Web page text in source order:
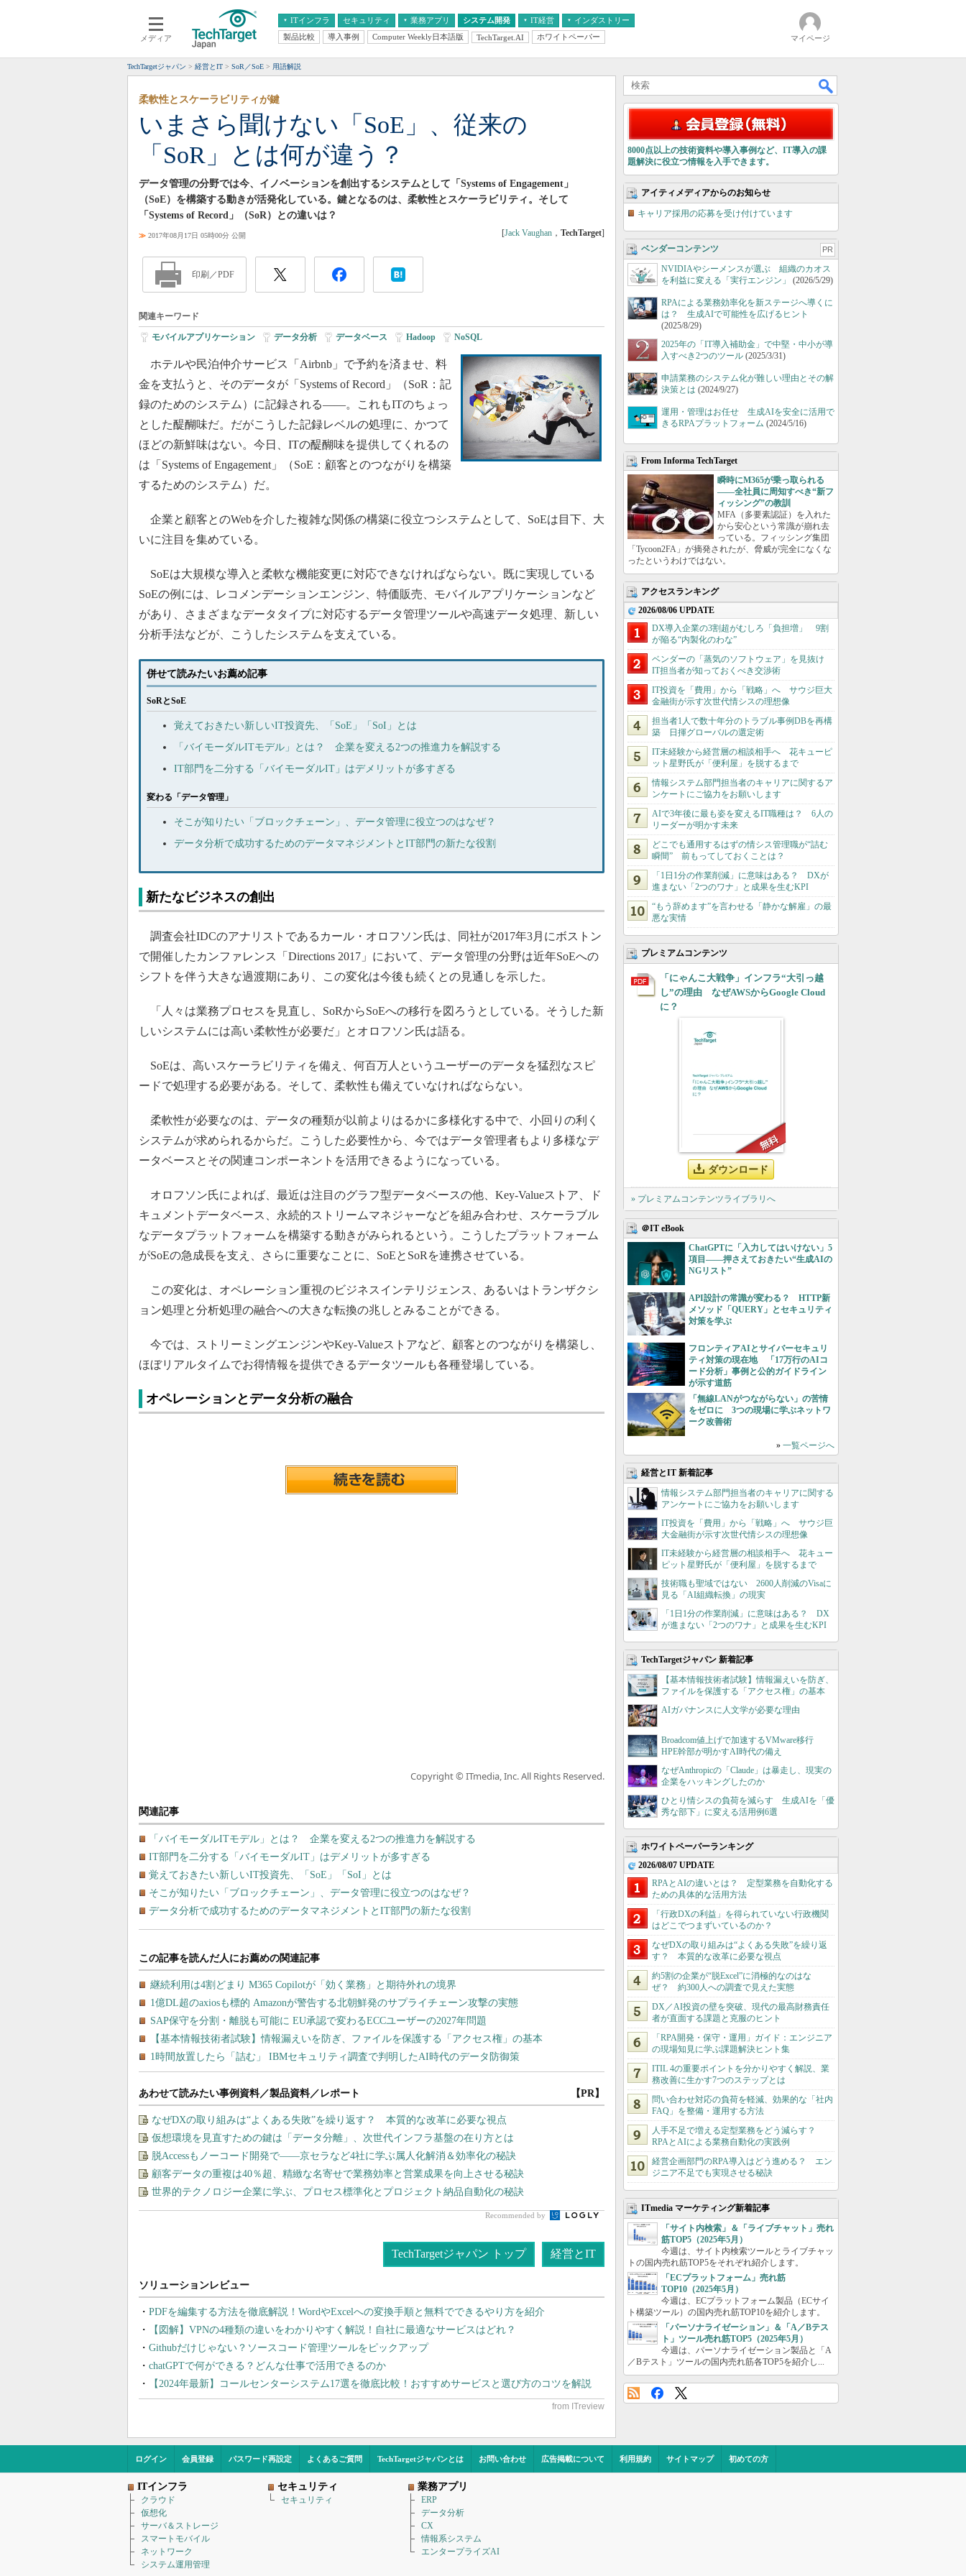
メディア
ITインフラ
クラウド
スマートモバイル
ネットワーク
システム運用管理
セキュリティ 業務アプリ
エンタープライズAI
ERP
CX
情報系システム
システム開発 IT経営
経営とIT
インダストリー
医療IT
製品比較 導入事例 Computer Weekly日本語版 TechTarget.AI ホワイトペーパー マイページ
TechTargetジャパン 経営とIT SoR／SoE 用語解説
いまさら聞けない「SoE」、従来の
「SoR」とは何が違う？
柔軟性とスケーラビリティが鍵
データ管理の分野では今、イノベーションを創出するシステムとして「Systems of Engagement」
（SoE）を構築する動きが活発化している。鍵となるのは、柔軟性とスケーラビリティ。そして
「Systems of Record」（SoR）との違いは？
≫ 2017年08月17日 05時00分 公開 [Jack Vaughan ， TechTarget]
印刷／PDF
関連キーワード
モバイルアプリケーション データ分析 データベース Hadoop NoSQL
ホテルや民泊仲介サービス「Airbnb」で予約を済ませ、料
金を支払うと、そのデータが「Systems of Record」（SoR：記
録のためのシステム）に記録される――。これもITのちょっ
とした醍醐味だ。だがこうした記録レベルの処理に、かつて
ほどの新鮮味はない。今日、ITの醍醐味を提供してくれるの
は「Systems of Engagement」（SoE：顧客とのつながりを構築
するためのシステム）だ。
企業と顧客とのWebを介した複雑な関係の構築に役立つシステムとして、SoEは目下、大
いに注目を集めている。
SoEは大規模な導入と柔軟な機能変更に対応できなければならない。既に実現している
SoEの例には、レコメンデーションエンジン、特価販売、モバイルアプリケーションなど
があり、さまざまなデータタイプに対応するデータ管理ツールや高速データ処理、新しい
分析手法などが、こうしたシステムを支えている。
併せて読みたいお薦め記事
SoRとSoE
覚えておきたい新しいIT投資先、「SoE」「SoI」とは
「バイモーダルITモデル」とは？ 企業を変える2つの推進力を解説する
IT部門を二分する「バイモーダルIT」はデメリットが多すぎる
変わる「データ管理」
そこが知りたい「ブロックチェーン」、データ管理に役立つのはなぜ？
データ分析で成功するためのデータマネジメントとIT部門の新たな役割
新たなビジネスの創出
調査会社IDCのアナリストであるカール・オロフソン氏は、同社が2017年3月にボストン
で開催したカンファレンス「Directions 2017」において、データ管理の分野は近年SoEへの
シフトを伴う大きな過渡期にあり、この変化は今後も続くとの見通しを示した。
「人々は業務プロセスを見直し、SoRからSoEへの移行を図ろうとしている。そうした新
しいシステムには高い柔軟性が必要だ」とオロフソン氏は語る。
SoEは、高いスケーラビリティを備え、何百万人というユーザーのデータを猛烈なスピ
ードで処理する必要がある。そして、柔軟性も備えていなければならない。
柔軟性が必要なのは、データの種類が以前よりはるかに多様化する中で、小回りの利く
システムが求められるからだ。こうした必要性から、今ではデータ管理者もより多様なデ
ータベースとその関連コンポーネントを活用できるようになっている。
オロフソン氏によれば、最近は注目のグラフ型データベースの他、Key-Valueストア、ド
キュメントデータベース、永続的ストリームマネジャーなどを組み合わせ、スケーラブル
なデータプラットフォームを構築する動きがみられるという。こうしたプラットフォーム
がSoEの急成長を支え、さらに重要なことに、SoEとSoRを連携させている。
この変化は、オペレーション重視のビジネスインテリジェンス、あるいはトランザクシ
ョン処理と分析処理の融合への大きな転換の兆しとみることができる。
今では、ストリーミングエンジンやKey-Valueストアなど、顧客とのつながりを構築し、
ほぼリアルタイムでお得情報を提供できるデータツールも各種登場している。
オペレーションとデータ分析の融合
Copyright © ITmedia, Inc. All Rights Reserved.
関連記事
「バイモーダルITモデル」とは？ 企業を変える2つの推進力を解説する
IT部門を二分する「バイモーダルIT」はデメリットが多すぎる
覚えておきたい新しいIT投資先、「SoE」「SoI」とは
そこが知りたい「ブロックチェーン」、データ管理に役立つのはなぜ？
データ分析で成功するためのデータマネジメントとIT部門の新たな役割
あわせて読みたい事例資料／製品資料／レポート 【PR】
なぜDXの取り組みは“よくある失敗”を繰り返す？ 本質的な改革に必要な視点
仮想環境を見直すための鍵は「データ分離」、次世代インフラ基盤の在り方とは
脱Accessもノーコード開発で――京セラなど4社に学ぶ属人化解消＆効率化の秘訣
顧客データの重複は40％超、精緻な名寄せで業務効率と営業成果を向上させる秘訣
世界的テクノロジー企業に学ぶ、プロセス標準化とプロジェクト納品自動化の秘訣
Recommended by
TechTargetジャパン トップ 経営とIT
PDFを編集する方法を徹底解説！WordやExcelへの変換手順と無料でできるやり方を紹介
【図解】VPNの4種類の違いをわかりやすく解説！自社に最適なサービスはどれ？
Githubだけじゃない？ソースコード管理ツールをピックアップ
chatGPTで何ができる？どんな仕事で活用できるのか
【2024年最新】コールセンターシステム17選を徹底比較！おすすめサービスと選び方のコツを解説
8000点以上の技術資料や導入事例など、IT導入の課
題解決に役立つ情報を入手できます。
アイティメディアからのお知らせ
キャリア採用の応募を受け付けています
ベンダーコンテンツ PR
NVIDIAやシーメンスが選ぶ 組織のカオス
を利益に変える「実行エンジン」
(2026/5/29)
RPAによる業務効率化を新ステージへ導くに
は？ 生成AIで可能性を広げるヒント
(2025/8/29)
2025年の「IT導入補助金」で中堅・中小が導
入すべき2つのツール (2025/3/31)
申請業務のシステム化が難しい理由とその解
決策とは (2024/9/27)
運用・管理はお任せ 生成AIを安全に活用で
きるRPAプラットフォーム (2024/5/16)
From Informa TechTarget
瞬時にM365が乗っ取られる
――全社員に周知すべき“新フ
ィッシング”の教訓
MFA（多要素認証）を入れた
から安心という常識が崩れ去
っている。フィッシング集団
「Tycoon2FA」が摘発されたが、脅威が完全になくな
ったというわけではない。
アクセスランキング
2026/08/06 UPDATE
DX導入企業の3割超がむしろ「負担増」 9割
が陥る“内製化のわな”
ベンダーの「蒸気のソフトウェア」を見抜け
IT担当者が知っておくべき交渉術
IT投資を「費用」から「戦略」へ サウジ巨大
金融街が示す次世代情シスの理想像
担当者1人で数十年分のトラブル事例DBを再構
築 日揮グローバルの選定術
IT未経験から経営層の相談相手へ 花キューピ
ット星野氏が「便利屋」を脱するまで
情報システム部門担当者のキャリアに関するア
ンケートにご協力をお願いします
AIで3年後に最も姿を変えるIT職種は？ 6人の
リーダーが明かす未来
どこでも通用するはずの情シス管理職が“詰む
瞬間” 前もってしておくことは？
「1日1分の作業削減」に意味はある？ DXが
進まない「2つのワナ」と成果を生むKPI
“もう辞めます”を言わせる「静かな解雇」の最
悪な実情
プレミアムコンテンツ
「にゃんこ大戦争」インフラ“大引っ越
し”の理由 なぜAWSからGoogle Cloud
に？
ダウンロード
» プレミアムコンテンツライブラリへ
＠IT eBook
ChatGPTに「入力してはいけない」5
項目――押さえておきたい“生成AIの
NGリスト”
API設計の常識が変わる？ HTTP新
メソッド「QUERY」とセキュリティ
対策を学ぶ
フロンティアAIとサイバーセキュリ
ティ対策の現在地 「17万行のAIコ
ード分析」事例と公的ガイドライン
が示す道筋
「無線LANがつながらない」の苦情
をゼロに 3つの現場に学ぶネットワ
ーク改善術
» 一覧ページへ
経営とIT 新着記事
情報システム部門担当者のキャリアに関する
アンケートにご協力をお願いします
IT投資を「費用」から「戦略」へ サウジ巨
大金融街が示す次世代情シスの理想像
IT未経験から経営層の相談相手へ 花キュー
ピット星野氏が「便利屋」を脱するまで
技術職も聖域ではない 2600人削減のVisaに
見る「AI組織転換」の現実
「1日1分の作業削減」に意味はある？ DX
が進まない「2つのワナ」と成果を生むKPI
TechTargetジャパン 新着記事
【基本情報技術者試験】情報漏えいを防ぎ、
ファイルを保護する「アクセス権」の基本
AIガバナンスに人文学が必要な理由
Broadcom値上げで加速するVMware移行
HPE幹部が明かすAI時代の備え
なぜAnthropicの「Claude」は暴走し、現実の
企業をハッキングしたのか
ひとり情シスの負荷を減らす 生成AIを「優
秀な部下」に変える活用例6選
ホワイトペーパーランキング
2026/08/07 UPDATE
RPAとAIの違いとは？ 定型業務を自動化する
ための具体的な活用方法
「行政DXの利益」を得られていない行政機関
はどこでつまずいているのか？
なぜDXの取り組みは“よくある失敗”を繰り返
す？ 本質的な改革に必要な視点
約5割の企業が“脱Excel”に消極的なのはな
ぜ？ 約300人への調査で見えた実態
DX／AI投資の壁を突破、現代の最高財務責任
者が直面する課題と克服のヒント
「RPA開発・保守・運用」ガイド：エンジニア
の現場知見に学ぶ課題解決ヒント集
ITIL 4の重要ポイントを分かりやすく解説、業
務改善に生かす7つのステップとは
問い合わせ対応の負荷を軽減、効果的な「社内
FAQ」を整備・運用する方法
人手不足で増える定型業務をどう減らす？
RPAとAIによる業務自動化の実践例
経営企画部門のRPA導入はどう進める？ エン
ジニア不足でも実現させる秘訣
ITmedia マーケティング新着記事
「サイト内検索」＆「ライブチャット」売れ
筋TOP5（2025年5月）
今週は、サイト内検索ツールとライブチャッ
トの国内売れ筋TOP5をそれぞれ紹介します。
「ECプラットフォーム」売れ筋
TOP10（2025年5月）
今週は、ECプラットフォーム製品（ECサイ
ト構築ツール）の国内売れ筋TOP10を紹介します。
「パーソナライゼーション」＆「A／Bテス
ト」ツール売れ筋TOP5（2025年5月）
今週は、パーソナライゼーション製品と「A
／Bテスト」ツールの国内売れ筋各TOP5を紹介し...
ログイン 会員登録 パスワード再設定 よくあるご質問 TechTargetジャパンとは お問い合わせ 広告掲載について 利用規約 サイトマップ 初めての方
ITインフラ
クラウド
仮想化
サーバ＆ストレージ
スマートモバイル
ネットワーク
システム運用管理
セキュリティ
セキュリティ
業務アプリ
ERP
データ分析
CX
情報系システム
エンタープライズAI